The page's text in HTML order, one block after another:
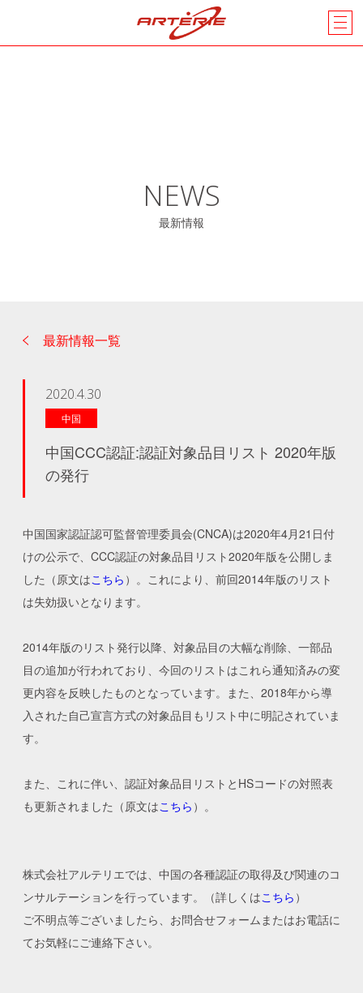
NEWS
最新情報
最新情報一覧
2020.4.30
中国
中国CCC認証:認証対象品目リスト 2020年版
の発行
中国国家認証認可監督管理委員会(CNCA)は2020年4月21日付
けの公示で、CCC認証の対象品目リスト2020年版を公開しま
した（原文はこちら ）。これにより、前回2014年版のリスト
は失効扱いとなります。
2014年版のリスト発行以降、対象品目の大幅な削除、一部品
目の追加が行われており、今回のリストはこれら通知済みの変
更内容を反映したものとなっています。また、2018年から導
入された自己宣言方式の対象品目もリスト中に明記されていま
す。
また、これに伴い、認証対象品目リストとHSコードの対照表
も更新されました（原文はこちら ）。
株式会社アルテリエでは、中国の各種認証の取得及び関連のコ
ンサルテーションを行っています。（詳しくはこちら ）
ご不明点等ございましたら、お問合せフォームまたはお電話に
てお気軽にご連絡下さい。